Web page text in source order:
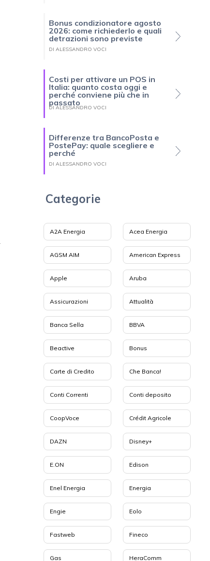
Bonus condizionatore agosto
2026: come richiederlo e quali
detrazioni sono previste
DI ALESSANDRO VOCI
Costi per attivare un POS in
Italia: quanto costa oggi e
perché conviene più che in
passato
DI ALESSANDRO VOCI
Differenze tra BancoPosta e
PostePay: quale scegliere e
perché
DI ALESSANDRO VOCI
Categorie
A2A Energia Acea Energia
AGSM AIM American Express
Apple Aruba
Assicurazioni Attualità
Banca Sella BBVA
Beactive Bonus
Carte di Credito Che Banca!
Conti Correnti Conti deposito
CoopVoce Crédit Agricole
DAZN Disney+
E.ON Edison
Enel Energia Energia
Engie Eolo
Fastweb Fineco
Gas HeraComm